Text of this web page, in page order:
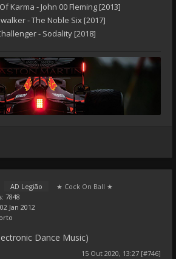
Karma - John 00 Fleming [2013]
- The Noble Six [2017]
- Sodality [2018]
AD Legião
★ Cock On Ball ★
7848
02 Jan 2012
Dance Music)
15 Out 2020, 13:27 [#746]